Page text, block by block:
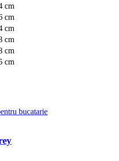
cm
cm
cm
cm
cm
cm